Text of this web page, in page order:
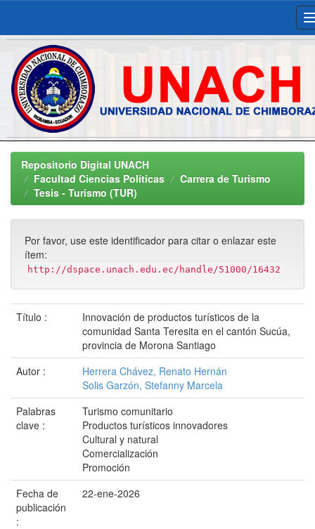
Skip
navigationRepositorio Digital UNACH
Facultad Ciencias Políticas
Carrera de Turismo
Tesis - Turismo (TUR)
Por favor, use este identificador para citar o enlazar este
ítem:
http://dspace.unach.edu.ec/handle/51000/16432
Título :
Innovación de productos turísticos de la
comunidad Santa Teresita en el cantón Sucúa,
provincia de Morona Santiago
Autor :
Herrera Chávez, Renato Hernán
Solis Garzón, Stefanny Marcela
Palabras
clave :
Turismo comunitario
Productos turísticos innovadores
Cultural y natural
Comercialización
Promoción
Fecha de
publicación
:
22-ene-2026